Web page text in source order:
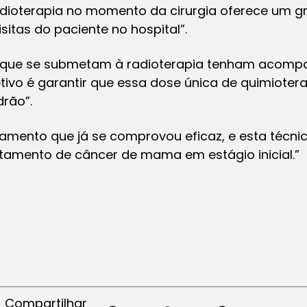
no momento da cirurgia oferece um
do paciente no hospital”.
que se submetam à radioterapia tenham
é garantir que essa dose única de
que já se comprovou eficaz, e esta
de câncer de mama em estágio inicial.”
Compartilhar